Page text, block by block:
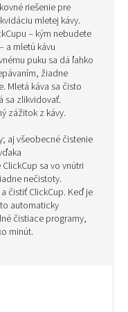
riešenie pre
mletej kávy.
– kým nebudete
a mletú kávu
puku sa dá ľahko
žiadne
Mletá káva sa čisto
sa zlikvidovať.
zážitok z kávy.
aj všeobecné čistenie
sa vo vnútri
nečistoty.
čistiť ClickCup. Keď je
automaticky
čistiace programy,
minút.